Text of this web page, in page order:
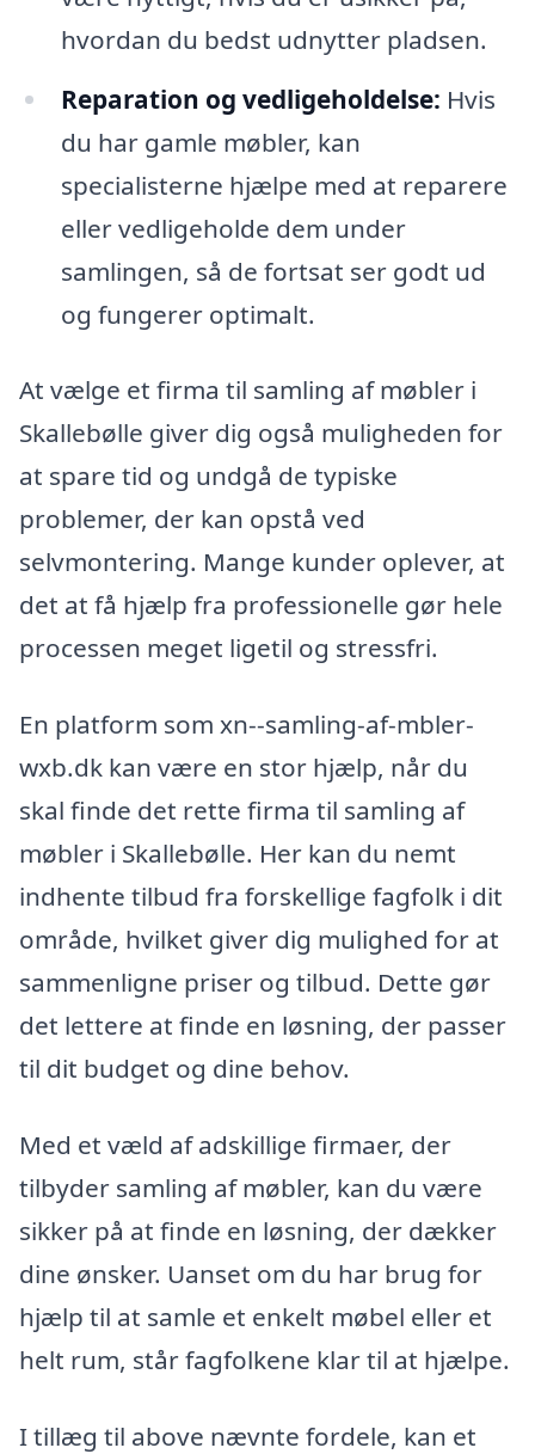
hvordan du bedst udnytter pladsen.
Reparation og vedligeholdelse: Hvis
du har gamle møbler, kan
specialisterne hjælpe med at reparere
eller vedligeholde dem under
samlingen, så de fortsat ser godt ud
og fungerer optimalt.
At vælge et firma til samling af møbler i
Skallebølle giver dig også muligheden for
at spare tid og undgå de typiske
problemer, der kan opstå ved
selvmontering. Mange kunder oplever, at
det at få hjælp fra professionelle gør hele
processen meget ligetil og stressfri.
En platform som xn--samling-af-mbler-
wxb.dk kan være en stor hjælp, når du
skal finde det rette firma til samling af
møbler i Skallebølle. Her kan du nemt
indhente tilbud fra forskellige fagfolk i dit
område, hvilket giver dig mulighed for at
sammenligne priser og tilbud. Dette gør
det lettere at finde en løsning, der passer
til dit budget og dine behov.
Med et væld af adskillige firmaer, der
tilbyder samling af møbler, kan du være
sikker på at finde en løsning, der dækker
dine ønsker. Uanset om du har brug for
hjælp til at samle et enkelt møbel eller et
helt rum, står fagfolkene klar til at hjælpe.
I tillæg til above nævnte fordele, kan et